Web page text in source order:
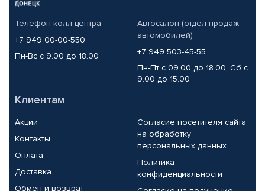
Телефон колл-центра
+7 949 00-00-550
Пн-Вс с 9.00 до 18.00
Автосалон (отдел продаж
автомобилей)
+7 949 503-45-55
Пн-Пт с 09.00 до 18.00, Сб с
9.00 до 15.00
Клиентам
Акции
Контакты
Оплата
Доставка
Обмен и возврат
Согласие посетителя сайта
на обработку
персональных данных
Политика
конфиденциальности